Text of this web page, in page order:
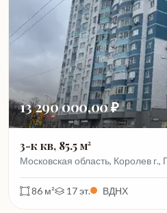
13 290 000,00 ₽
3-к кв, 85.5 м²
Московская область, Королев г.,
86 м² 17 эт. ВДНХ